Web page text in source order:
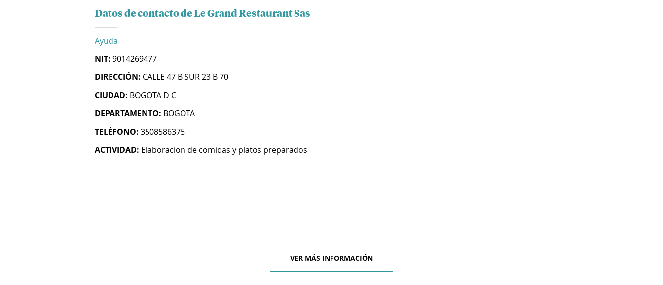
Datos de contacto de Le Grand Restaurant Sas
Ayuda
NIT: 9014269477
DIRECCIÓN: CALLE 47 B SUR 23 B 70
CIUDAD: BOGOTA D C
DEPARTAMENTO: BOGOTA
TELÉFONO: 3508586375
ACTIVIDAD: Elaboracion de comidas y platos preparados
VER MÁS INFORMACIÓN